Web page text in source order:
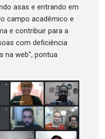
asas e entrando em
campo acadêmico e
e contribuir para a
com deficiência
na web", pontua